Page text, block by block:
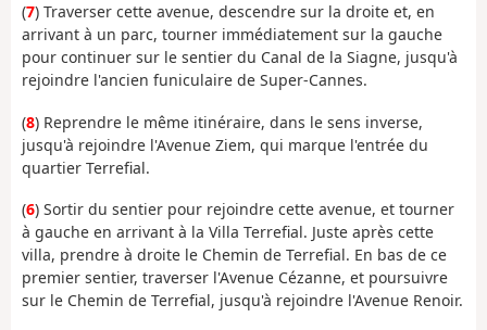
(7) Traverser cette avenue, descendre sur la droite et, en
arrivant à un parc, tourner immédiatement sur la gauche
pour continuer sur le sentier du Canal de la Siagne, jusqu'à
rejoindre l'ancien funiculaire de Super-Cannes.
(8) Reprendre le même itinéraire, dans le sens inverse,
jusqu'à rejoindre l'Avenue Ziem, qui marque l'entrée du
quartier Terrefial.
(6) Sortir du sentier pour rejoindre cette avenue, et tourner
à gauche en arrivant à la Villa Terrefial. Juste après cette
villa, prendre à droite le Chemin de Terrefial. En bas de ce
premier sentier, traverser l'Avenue Cézanne, et poursuivre
sur le Chemin de Terrefial, jusqu'à rejoindre l'Avenue Renoir.